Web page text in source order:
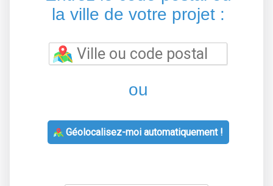
la ville de votre projet :
ou
Géolocalisez-moi automatiquement !